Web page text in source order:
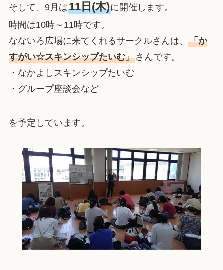
そして、9月は11日(木)に開催します。
時間は10時～11時です。
なないろ広場に来てくれるサークルさんは、 「か
すがい☆スキンシップたいむ」さんです。
・なかよしスキンシップたいむ
・グループ座談会など
を予定しています。